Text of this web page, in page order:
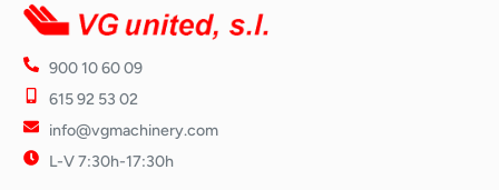
900 10 60 09
615 92 53 02
info@vgmachinery.com
L-V 7:30h-17:30h